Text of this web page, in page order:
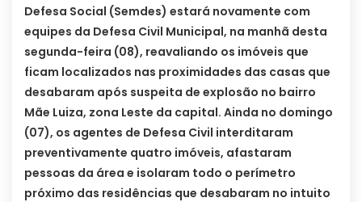
Defesa Social (Semdes) estará novamente com
equipes da Defesa Civil Municipal, na manhã desta
segunda-feira (08), reavaliando os imóveis que
ficam localizados nas proximidades das casas que
desabaram após suspeita de explosão no bairro
Mãe Luiza, zona Leste da capital. Ainda no domingo
(07), os agentes de Defesa Civil interditaram
preventivamente quatro imóveis, afastaram
pessoas da área e isolaram todo o perímetro
próximo das residências que desabaram no intuito